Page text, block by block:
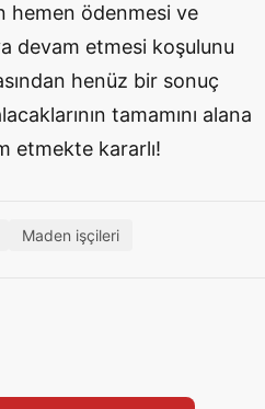
hemen ödenmesi ve
devam etmesi koşulunu
henüz bir sonuç
tamamını alana
etmekte kararlı!
Maden işçileri